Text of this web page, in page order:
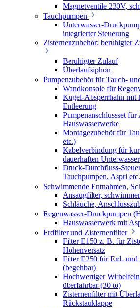
Magnetventile 230V,
Tauchpumpen
Unterwasser-
integrierter Steuerung
Zisternenzubehör: beruhigter
Beruhigter Zulauf
Überlaufsiphon
Pumpenzubehör für Tauch-
Wandkonsole für
Kugel-Absperrhahn mit
Entleerung
Pumpenanschlussset für
Hauswasserwerke
Montagezubehör für
etc.)
Kabelverbindung für
dauerhaften
Druck-Durchfluss-
Tauchpumpen, Aspri etc.
Schwimmende Entnahmen,
Ansaugfilter,
Schläuche,
Regenwasser-Druckpumpen
Hauswasserwerk mit
Erdfilter und Zisternenfilter
Filter E150 z. B. für
Höhenversatz
Filter E250 für Erd- und
(begehbar)
Hochwertiger
überfahrbar (30 to)
Zisternenfilter mit
Rückstauklappe